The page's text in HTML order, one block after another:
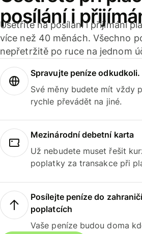
posílání i
Ušetříte na posílání i přijímání
více než 40 měnách. Všechno
nepřetržitě po ruce na jednom
Spravujte peníze odkudkoli.
Své měny budete mít vždy
rychle převádět na jiné.
Mezinárodní debetní karta
Už nebudete muset řešit
poplatky za transakce při
Posílejte peníze do
poplatcích
Vaše peníze budou doma